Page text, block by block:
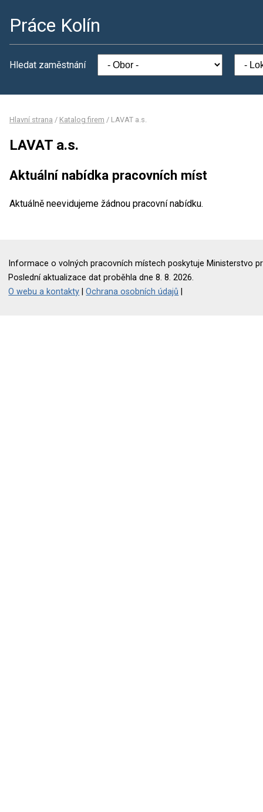
Práce Kolín
Hledat zaměstnání
Hlavní strana / Katalog firem / LAVAT a.s.
LAVAT a.s.
Aktuální nabídka pracovních míst
Aktuálně neevidujeme žádnou pracovní nabídku.
Informace o volných pracovních místech poskytuje Ministerstvo
Poslední aktualizace dat proběhla dne 8. 8. 2026.
O webu a kontakty |Ochrana osobních údajů